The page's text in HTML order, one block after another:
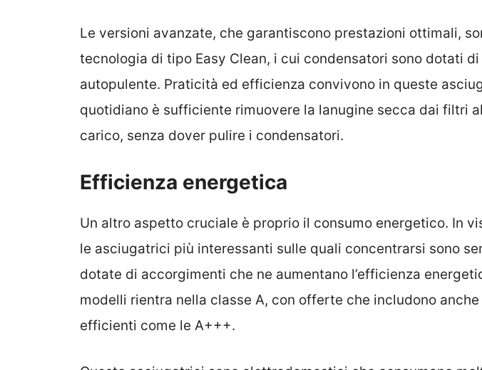
Le versioni avanzate, che garantiscono prestazioni ottimali,
tecnologia di tipo Easy Clean, i cui condensatori sono dotati
autopulente. Praticità ed efficienza convivono in queste
quotidiano è sufficiente rimuovere la lanugine secca dai filtri
carico, senza dover pulire i condensatori.
Efficienza energetica
Un altro aspetto cruciale è proprio il consumo energetico. In
le asciugatrici più interessanti sulle quali concentrarsi sono
dotate di accorgimenti che ne aumentano l’efficienza
modelli rientra nella classe A, con offerte che includono
efficienti come le A+++.